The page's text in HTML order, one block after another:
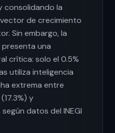
consolidando la
de crecimiento
Sin embargo, la
una
crítica: solo el 0.5%
utiliza inteligencia
extrema entre
y
datos del INEGI